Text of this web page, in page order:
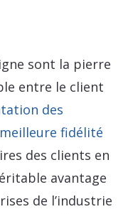
sont la pierre
entre le client
des
meilleure fidélité
des clients en
avantage
de l’industrie